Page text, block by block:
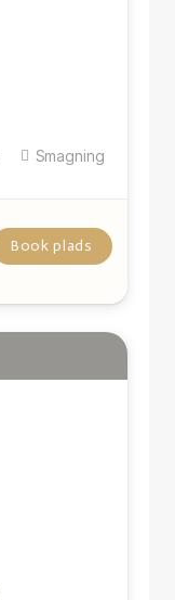
Smagning
Book plads